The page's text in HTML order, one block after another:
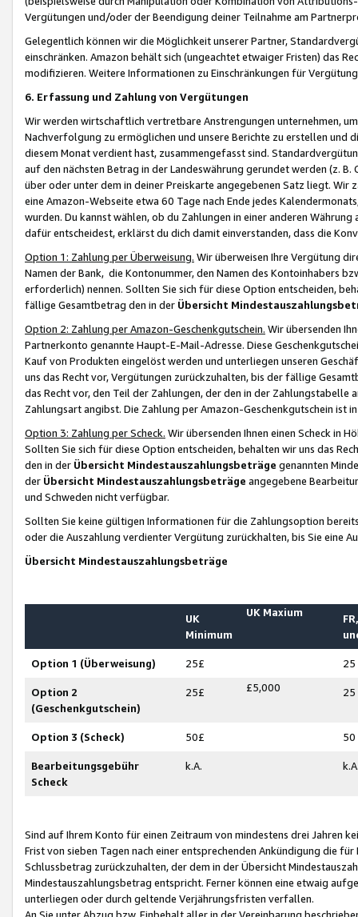
Vergütungen und/oder der Beendigung deiner Teilnahme am
Gelegentlich können wir die Möglichkeit unserer Partner,
einschränken. Amazon behält sich (ungeachtet etwaiger Fristen) das
modifizieren. Weitere Informationen zu Einschränkungen für
6. Erfassung und Zahlung von Vergütungen
Wir werden wirtschaftlich vertretbare Anstrengungen unternehmen,
Nachverfolgung zu ermöglichen und unsere Berichte zu erstellen und
diesem Monat verdient hast, zusammengefasst sind.
auf den nächsten Betrag in der Landeswährung gerundet werden (z.
über oder unter dem in deiner Preiskarte angegebenen Satz liegt.
eine Amazon-Webseite etwa 60 Tage nach Ende jedes
wurden. Du kannst wählen, ob du Zahlungen in einer anderen
dafür entscheidest, erklärst du dich damit einverstanden, dass die
Option 1: Zahlung per Überweisung. Wir überweisen Ihre Vergütung
Namen der Bank, die Kontonummer, den Namen des Kontoinhabers
erforderlich) nennen. Sollten Sie sich für diese Option entscheiden,
fällige Gesamtbetrag den in der Übersicht
Option 2: Zahlung per Amazon-Geschenkgutschein. Wir übersenden
Partnerkonto genannte Haupt-E-Mail-Adresse. Diese
Kauf von Produkten eingelöst werden und unterliegen unseren
uns das Recht vor, Vergütungen zurückzuhalten, bis der fällige
das Recht vor, den Teil der Zahlungen, der den in der
Zahlungsart angibst. Die Zahlung per Amazon-Geschenkgutschein ist
Option 3: Zahlung per Scheck. Wir übersenden Ihnen einen Scheck in
Sollten Sie sich für diese Option entscheiden, behalten wir uns das
den in der Übersicht Mindestauszahlungsbeträge genannten
der Übersicht Mindestauszahlungsbeträge angegebene
und Schweden nicht verfügbar.
Sollten Sie keine gültigen Informationen für die Zahlungsoption
oder die Auszahlung verdienter Vergütung zurückhalten, bis Sie
Übersicht Mindestauszahlungsbeträge
UK
Minimum
UK Maxium
Option 1 (Überweisung) 25£ 25
Option 2
(Geschenkgutschein)
25£ £5,000 25
Option 3 (Scheck) 50£ 50
Bearbeitungsgebühr
Scheck
k.A.
Sind auf Ihrem Konto für einen Zeitraum von mindestens drei Jahren
Frist von sieben Tagen nach einer entsprechenden Ankündigung die
Schlussbetrag zurückzuhalten, der dem in der Übersicht
Mindestauszahlungsbetrag entspricht. Ferner können eine etwaig
unterliegen oder durch geltende Verjährungsfristen verfallen.
An Sie unter Abzug bzw. Einbehalt aller in der Vereinbarung